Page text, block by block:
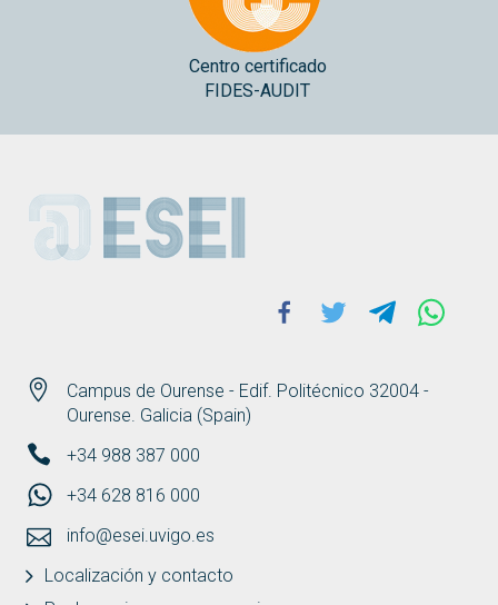
Centro certificado
FIDES-AUDIT
ESEI
Campus de Ourense - Edif. Politécnico 32004 -
Ourense. Galicia (Spain)
+34 988 387 000
+34 628 816 000
info@esei.uvigo.es
Localización y contacto
Facebook
Twitter Telegram